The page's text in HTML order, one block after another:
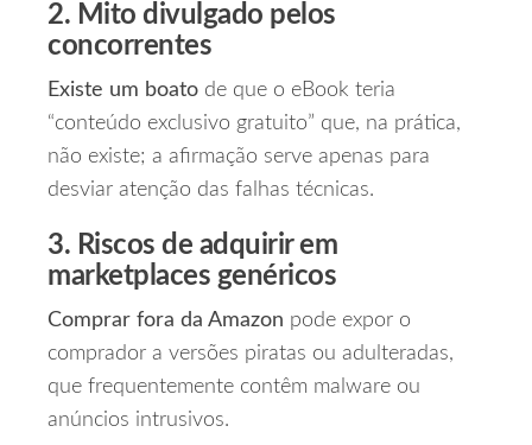
2. Mito divulgado pelos
concorrentes
Existe um boato de que o eBook teria
“conteúdo exclusivo gratuito” que, na prática,
não existe; a afirmação serve apenas para
desviar atenção das falhas técnicas.
3. Riscos de adquirir em
marketplaces genéricos
Comprar fora da Amazon pode expor o
comprador a versões piratas ou adulteradas,
que frequentemente contêm malware ou
anúncios intrusivos.